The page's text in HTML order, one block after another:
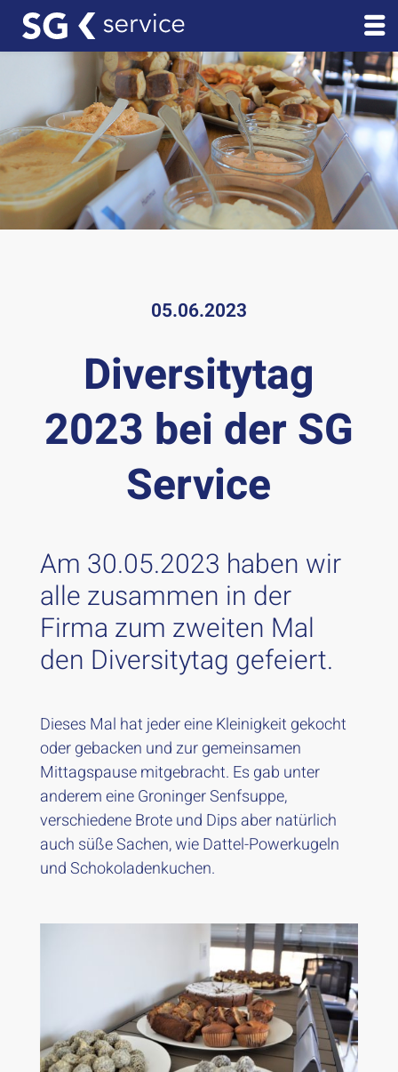
05.06.2023
Diversitytag
2023 bei der SG
Service
Am 30.05.2023 haben wir
alle zusammen in der
Firma zum zweiten Mal
den Diversitytag gefeiert.
Dieses Mal hat jeder eine Kleinigkeit gekocht
oder gebacken und zur gemeinsamen
Mittagspause mitgebracht. Es gab unter
anderem eine Groninger Senfsuppe,
verschiedene Brote und Dips aber natürlich
auch süße Sachen, wie Dattel-Powerkugeln
und Schokoladenkuchen.